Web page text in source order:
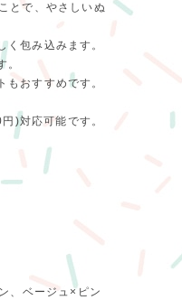
とで、やさしいぬ
包み込みます。
。
おすすめです。
)対応可能です。
ベージュ×ピン